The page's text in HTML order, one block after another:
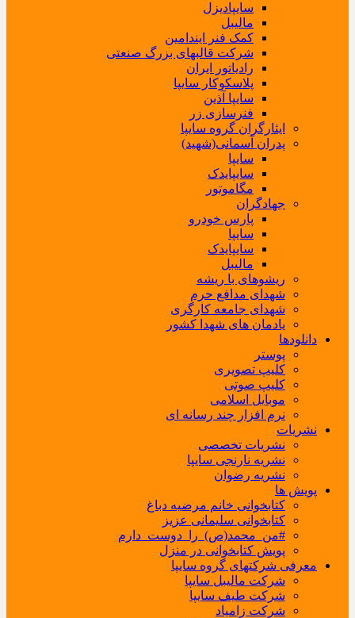
سایپادیزل
مالیبل
کمک فنر ایندامین
شرکت قالبهای بزرگ صنعتی
رادیاتور ایران
پلاسکوکار سایپا
سایپا آذین
فنرسازی زر
ایثارگران گروه سایپا
پدران آسمانی(شهید)
سایپا
سایپایدک
مگاموتور
جهادگران
پارس خودرو
سایپا
سایپایدک
مالیبل
ریشوهای با ریشه
شهدای مدافع حرم
شهدای جامعه کارگری
یادمان های شهدا کشور
دانلودها
پوستر
کلیپ تصویری
کلیپ صوتی
موبایل اسلامی
نرم افزار چند رسانه ای
نشریات
نشریات تخصصی
نشریه نارنجی سایپا
نشریه رضوان
پویش ها
کتابخوانی خانم مرضیه دباغ
کتابخوانی سلیمانی عزیز
#من_محمد(ص)_را_دوست_دارم
پویش کتابخوانی در منزل
معرفی شرکتهای گروه سایپا
شرکت مالیبل سایپا
شرکت طیف سایپا
شرکت زامیاد